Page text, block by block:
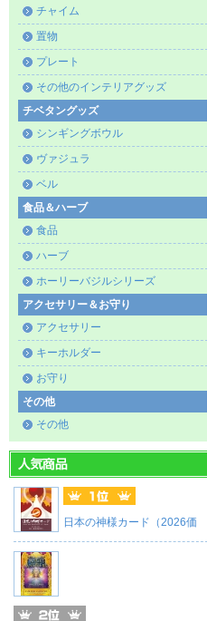
チャイム
置物
プレート
その他のインテリアグッズ
チベタングッズ
シンギングボウル
ヴァジュラ
ベル
食品＆ハーブ
食品
ハーブ
ホーリーバジルシリーズ
アクセサリー＆お守り
アクセサリー
キーホルダー
お守り
その他
その他
日本の神様カード（2026価